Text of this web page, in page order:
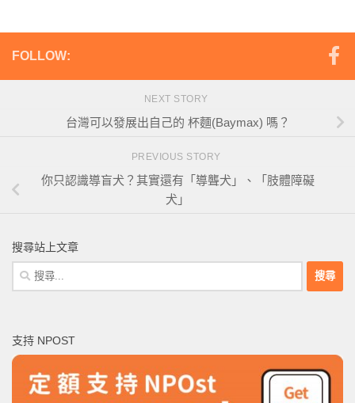
FOLLOW:
NEXT STORY
台灣可以發展出自己的 杯麵(Baymax) 嗎？
PREVIOUS STORY
你只認識導盲犬？其實還有「導聾犬」、「肢體障礙
犬」
搜尋站上文章
搜
尋
字:
支持 NPOST